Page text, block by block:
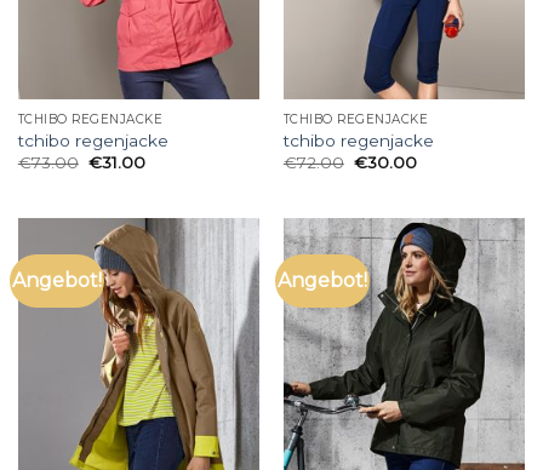
TCHIBO REGENJACKE
tchibo regenjacke
€73.00 €31.00
TCHIBO REGENJACKE
tchibo regenjacke
€72.00 €30.00
Angebot! Angebot!